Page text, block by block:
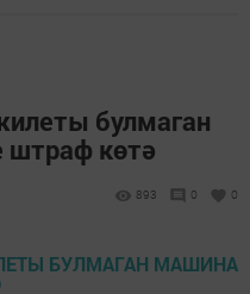
булмаган
штраф көтә
893 0 0